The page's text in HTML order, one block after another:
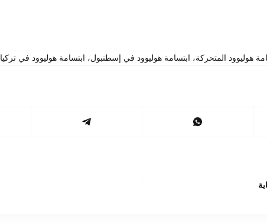
هوليوود المتحركة، ابتسامة هوليوود في إسطنبول، ابتسامة هوليوود في تركيا